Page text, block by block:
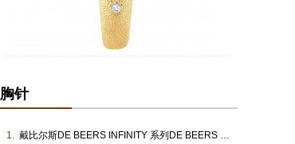
胸针
1. 戴比尔斯DE BEERS INFINITY 系列DE BEERS 蓝钻蝴蝶胸针